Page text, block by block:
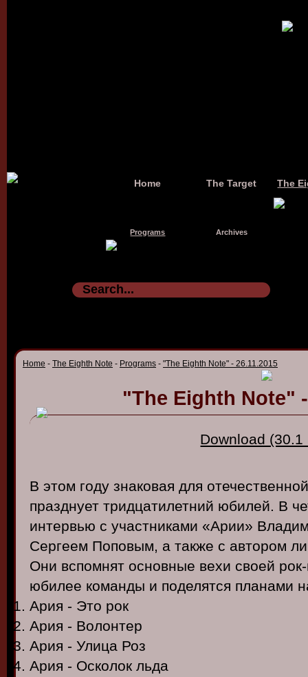
Home The Target The
Programs Archives
Home - The Eighth Note - Programs - "The Eighth Note" - 26.11.2015
"The Eighth Note" -
Download (30.1
В этом году знаковая для
празднует тридцатилетний юбилей. В
интервью с участниками «Арии»
Сергеем Поповым, а также с автором
Они вспомнят основные вехи своей
юбилее команды и поделятся планами
Ария - Это рок
Ария - Волонтер
Ария - Улица Роз
Ария - Осколок льда